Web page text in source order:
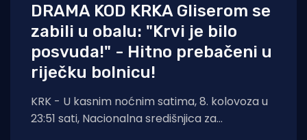
DRAMA KOD KRKA Gliserom se
zabili u obalu: "Krvi je bilo
posvuda!" - Hitno prebačeni u
riječku bolnicu!
KRK - U kasnim noćnim satima, 8. kolovoza u
23:51 sati, Nacionalna središnjica za